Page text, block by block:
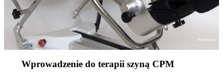
Wprowadzenie do terapii szyną CPM